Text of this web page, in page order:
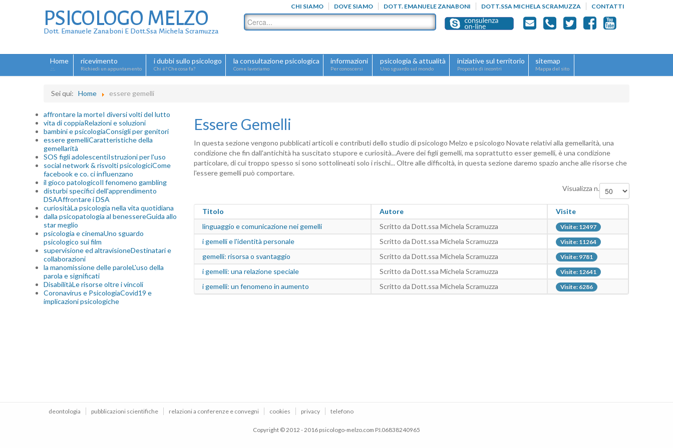
CHI SIAMO DOVE SIAMO DOTT. EMANUELE ZANABONI DOTT.SSA MICHELA SCRAMUZZA CONTATTI
PSICOLOGO MELZO
Dott. Emanuele Zanaboni E Dott.ssa Michela Scramuzza
Home
.::.
ricevimento
Richiedi un appuntamento
i dubbi sullo psicologo
Chi è? Che cosa fa?
la consultazione psicologica
Come lavoriamo
informazioni
Per conoscersi
psicologia & attualità
Uno sguardo sul mondo
iniziative sul territorio
Proposte di incontri
sitemap
Mappa del sito
Sei qui: Home essere gemelli
affrontare la morteI diversi volti del lutto
vita di coppiaRelazioni e soluzioni
bambini e psicologiaConsigli per genitori
essere gemelliCaratteristiche della
gemellarità
SOS figli adolescentiIstruzioni per l'uso
social network & risvolti psicologiciCome
facebook e co. ci influenzano
il gioco patologicoIl fenomeno gambling
disturbi specifici dell'apprendimento
DSAAffrontare i DSA
curiositàLa psicologia nella vita quotidiana
dalla psicopatologia al benessereGuida allo
star meglio
psicologia e cinemaUno sguardo
psicologico sui film
supervisione ed altravisioneDestinatari e
collaborazioni
la manomissione delle paroleL'uso della
parola e significati
DisabilitàLe risorse oltre i vincoli
Coronavirus e PsicologiaCovid19 e
implicazioni psicologiche
Essere Gemelli
In questa sezione vengono pubblicati articoli e contributi dello studio di psicologo Melzo e psicologo Novate relativi alla gemellarità, una
condizione che fin dall'antichità ha suscitato stupore e curiosità...Avere dei figli gemelli, ma soprattutto esser gemelli, è una condizione
particolare, di cui troppo spesso si sono sottolineati solo i rischi... Oltre alle difficoltà, in questa sezione daremo spazio anche alle risorse che
l'essere gemelli può comportare.
Visualizza n.
Titolo Autore
Visite
linguaggio e comunicazione nei gemelli
Scritto da Dott.ssa Michela Scramuzza Visite: 12497
i gemelli e l'identità personale Scritto da Dott.ssa Michela Scramuzza Visite: 11264
gemelli: risorsa o svantaggio Scritto da Dott.ssa Michela Scramuzza Visite: 9781
i gemelli: una relazione speciale Scritto da Dott.ssa Michela Scramuzza Visite: 12641
i gemelli: un fenomeno in aumento Scritto da Dott.ssa Michela Scramuzza Visite: 6286
deontologia pubblicazioni scientifiche relazioni a conferenze e convegni cookies privacy telefono
Copyright © 2012 - 2016 psicologo-melzo.com P.I.06838240965